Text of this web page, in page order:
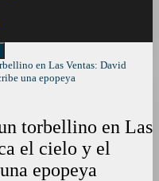
en Las Ventas: David
una epopeya
torbellino en Las
el cielo y el
epopeya